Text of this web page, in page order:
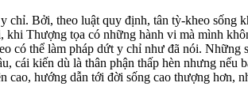
Bởi, theo luật quy định, tân tỳ-kheo
Thượng tọa có những hành vi mà mình
thể làm pháp dứt y chỉ như đã nói. Những
kiến dù là thân phận thấp hèn nhưng nếu
hướng dẫn tới đời sống cao thượng hơn,